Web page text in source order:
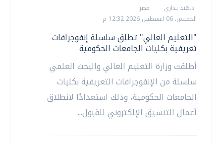
د.هند بدارى
مصر
الخميس، 06 اغسطس 2026 12:32 م
"التعليم العالي" تطلق سلسلة إنفوجرافات
تعريفية بكليات الجامعات الحكومية
أطلقت وزارة التعليم العالي والبحث العلمي
سلسلة من الإنفوجرافات التعريفية بكليات
الجامعات الحكومية، وذلك استعدادًا لانطلاق
أعمال التنسيق الإلكتروني للقبول...